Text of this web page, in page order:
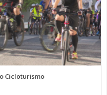
Cicloturismo